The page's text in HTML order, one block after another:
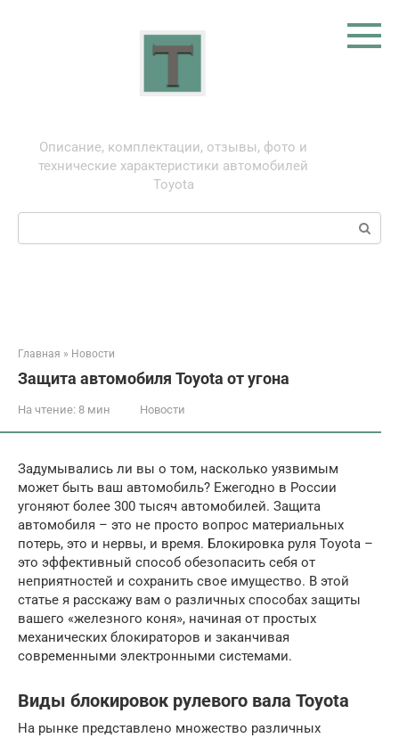
Описание, комплектации, отзывы, фото и
технические характеристики автомобилей
Toyota
Поиск:
Главная » Новости
Защита автомобиля Toyota от угона
На чтение: 8 мин Новости
Задумывались ли вы о том, насколько уязвимым
может быть ваш автомобиль? Ежегодно в России
угоняют более 300 тысяч автомобилей. Защита
автомобиля – это не просто вопрос материальных
потерь, это и нервы, и время. Блокировка руля Toyota –
это эффективный способ обезопасить себя от
неприятностей и сохранить свое имущество. В этой
статье я расскажу вам о различных способах защиты
вашего «железного коня», начиная от простых
механических блокираторов и заканчивая
современными электронными системами.
Виды блокировок рулевого вала Toyota
На рынке представлено множество различных